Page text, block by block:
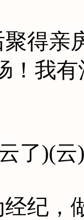
得亲
！我
云)
纪，